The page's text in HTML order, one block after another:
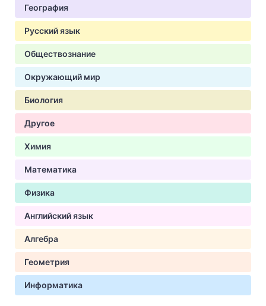
География
Русский язык
Обществознание
Окружающий мир
Биология
Другое
Химия
Математика
Физика
Английский язык
Алгебра
Геометрия
Информатика